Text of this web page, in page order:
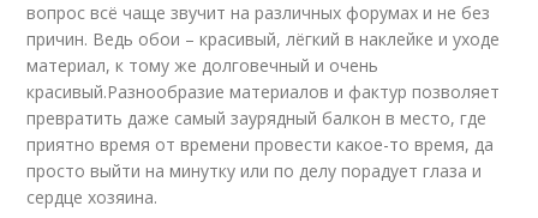
вопрос всё чаще звучит на различных форумах и не без
причин. Ведь обои – красивый, лёгкий в наклейке и уходе
материал, к тому же долговечный и очень
красивый.Разнообразие материалов и фактур позволяет
превратить даже самый заурядный балкон в место, где
приятно время от времени провести какое-то время, да
просто выйти на минутку или по делу порадует глаза и
сердце хозяина.